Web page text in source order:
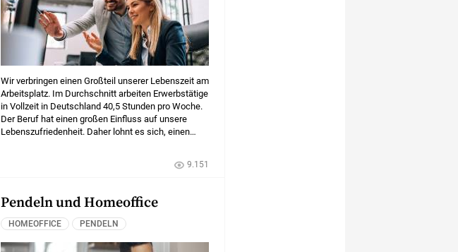
Wir verbringen einen Großteil unserer Lebenszeit am
Arbeitsplatz. Im Durchschnitt arbeiten Erwerbstätige
in Vollzeit in Deutschland 40,5 Stunden pro Woche.
Der Beruf hat einen großen Einfluss auf unsere
Lebenszufriedenheit. Daher lohnt es sich, einen
9.151
Pendeln und Homeoffice
HOMEOFFICE PENDELN